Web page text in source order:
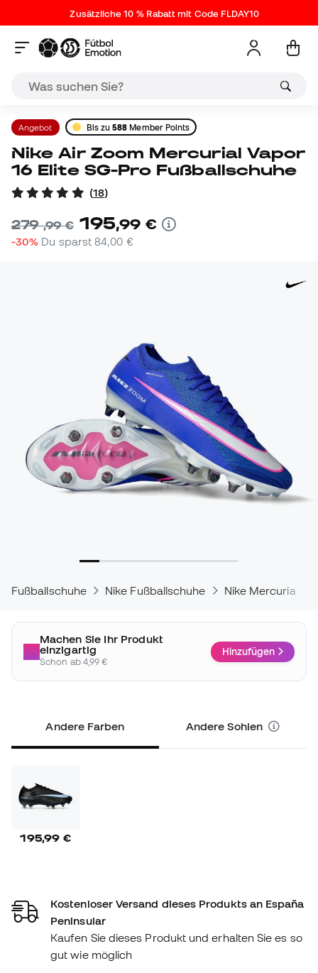
Zusätzliche 10 % Rabatt mit Code FLDAY10
Angebot Bis zu588 Member Points
Nike Air Zoom Mercurial Vapor
16 Elite SG-Pro Fußballschuhe
(18)
279,99 € 195,99 €
-30% Du sparst84,00 €
Fußballschuhe Nike Fußballschuhe Nike Mercurial
Machen Sie Ihr Produkt
einzigartig
Schon ab 4,99 €
Hinzufügen
Andere Farben Andere Sohlen
195,99 €
Kostenloser Versand dieses Produkts an España
Peninsular
Kaufen Sie dieses Produkt und erhalten Sie es so
gut wie möglich